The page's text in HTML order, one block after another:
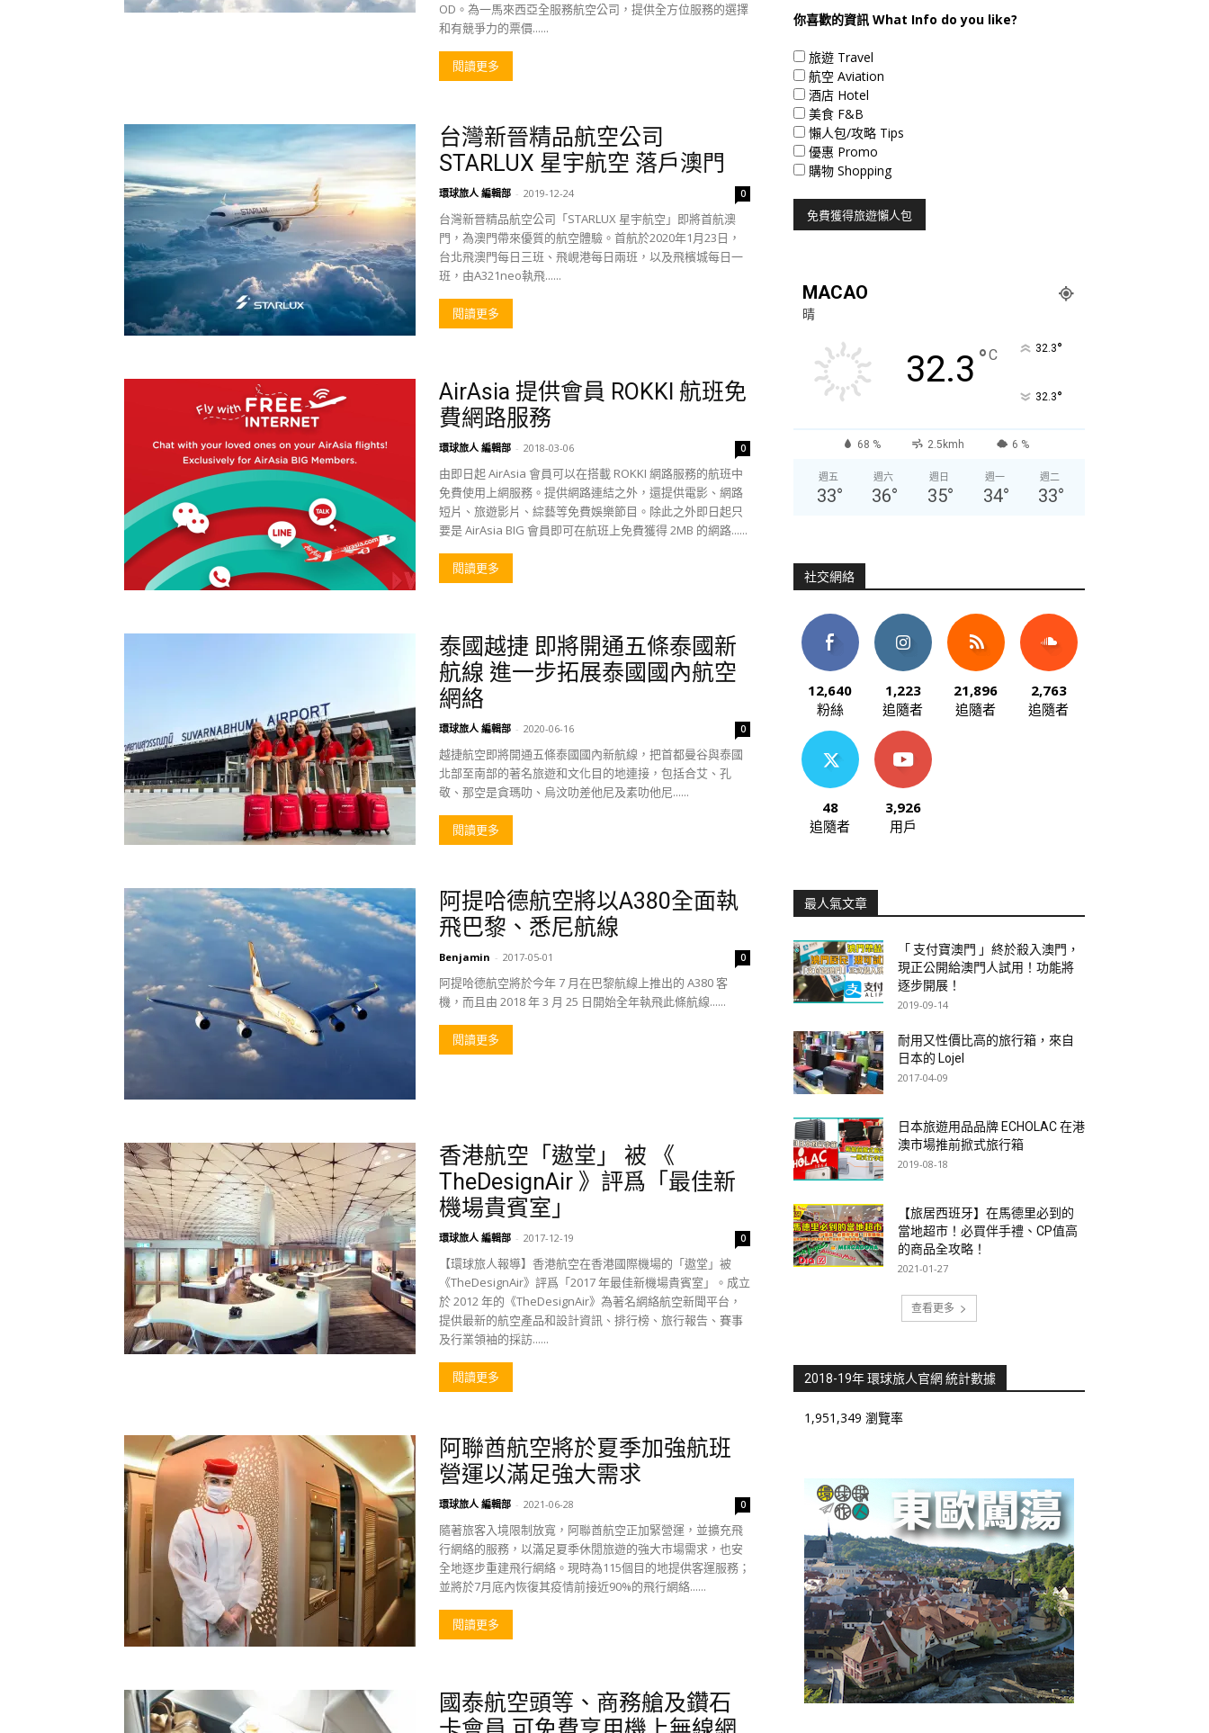
OD。為一馬來西亞全服務航空公司，提供全方位服務的選擇
和有競爭力的票價......
閱讀更多
台灣新晉精品航空公司
STARLUX 星宇航空 落戶澳門
環球旅人 編輯部 - 2019-12-24 0
台灣新晉精品航空公司「STARLUX 星宇航空」即將首航澳
門，為澳門帶來優質的航空體驗。首航於2020年1月23日，
台北飛澳門每日三班、飛峴港每日兩班，以及飛檳城每日一
班，由A321neo執飛......
閱讀更多
AirAsia 提供會員 ROKKI 航班免
費網路服務
環球旅人 編輯部 - 2018-03-06 0
由即日起 AirAsia 會員可以在搭載 ROKKI 網路服務的航班中
免費使用上網服務。提供網路連結之外，還提供電影、網路
短片、旅遊影片、綜藝等免費娛樂節目。除此之外即日起只
要是 AirAsia BIG 會員即可在航班上免費獲得 2MB 的網路......
閱讀更多
泰國越捷 即將開通五條泰國新
航線 進一步拓展泰國國內航空
網絡
環球旅人 編輯部 - 2020-06-16 0
越捷航空即將開通五條泰國國內新航線，把首都曼谷與泰國
北部至南部的著名旅遊和文化目的地連接，包括合艾、孔
敬、那空是貪瑪叻、烏汶叻差他尼及素叻他尼......
閱讀更多
阿提哈德航空將以A380全面執
飛巴黎、悉尼航線
Benjamin - 2017-05-01 0
阿提哈德航空將於今年 7 月在巴黎航線上推出的 A380 客
機，而且由 2018 年 3 月 25 日開始全年執飛此條航線......
閱讀更多
香港航空「遨堂」 被 《
TheDesignAir 》評爲「最佳新
機場貴賓室」
環球旅人 編輯部 - 2017-12-19 0
【環球旅人報導】香港航空在香港國際機場的「遨堂」被
《TheDesignAir》評爲「2017 年最佳新機場貴賓室」。成立
於 2012 年的《TheDesignAir》為著名網絡航空新聞平台，
提供最新的航空產品和設計資訊、排行榜、旅行報告、賽事
及行業領袖的採訪......
閱讀更多
阿聯酋航空將於夏季加強航班
營運以滿足強大需求
環球旅人 編輯部 - 2021-06-28 0
隨著旅客入境限制放寬，阿聯酋航空正加緊營運，並擴充飛
行網絡的服務，以滿足夏季休閒旅遊的強大市場需求，也安
全地逐步重建飛行網絡。現時為115個目的地提供客運服務；
並將於7月底內恢復其疫情前接近90%的飛行網絡......
閱讀更多
國泰航空頭等、商務艙及鑽石
你喜歡的資訊 What Info do you like?
旅遊 Travel
航空 Aviation
酒店 Hotel
美食 F&B
懶人包/攻略 Tips
優惠 Promo
購物 Shopping
MACAO
晴
32.3 °C 32.3°
32.3°
68 % 2.5kmh 6 %
週五
33°
週六
36°
週日
35°
週一
34°
週二
33°
社交網絡
12,640
粉絲
1,223
追隨者
21,896
追隨者
2,763
追隨者
48
追隨者
3,926
用戶
最人氣文章
「 支付寶澳門 」終於殺入澳門，
現正公開給澳門人試用！功能將
逐步開展！
2019-09-14
耐用又性價比高的旅行箱，來自
日本的 Lojel
2017-04-09
日本旅遊用品品牌 ECHOLAC 在港
澳市場推前掀式旅行箱
2019-08-18
【旅居西班牙】在馬德里必到的
當地超市！必買伴手禮、CP值高
的商品全攻略！
2021-01-27
查看更多
2018-19年 環球旅人官網 統計數據
1,951,349 瀏覽率